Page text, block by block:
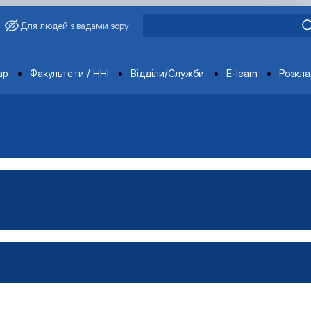
Для людей з вадами зору
Факультети / ННІ Відділи/Служби E-learn